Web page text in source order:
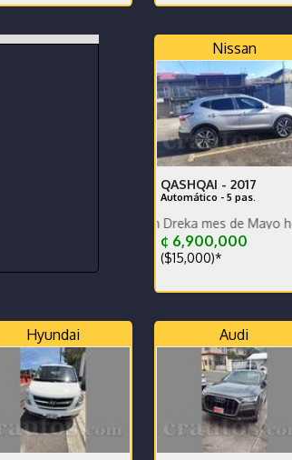
Nissan
QASHQAI - 2017
Automático - 5 pas.
Limited con Dreka mes de Mayo hoja en
¢ 6,900,000
($15,000)*
Para terminar de
Hyundai Audi